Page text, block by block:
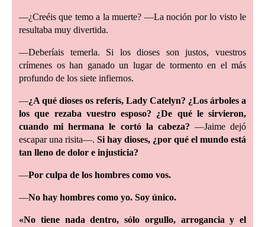
—¿Creéis que temo a la muerte? —La noción por lo visto le
resultaba muy divertida.
—Deberíais temerla. Si los dioses son justos, vuestros
crímenes os han ganado un lugar de tormento en el más
profundo de los siete infiernos.
—¿A qué dioses os referís, Lady Catelyn? ¿Los árboles a
los que rezaba vuestro esposo? ¿De qué le sirvieron,
cuando mi hermana le cortó la cabeza? —Jaime dejó
escapar una risita—. Si hay dioses, ¿por qué el mundo está
tan lleno de dolor e injusticia?
—Por culpa de los hombres como vos.
—No hay hombres como yo. Soy único.
«No tiene nada dentro, sólo orgullo, arrogancia y el